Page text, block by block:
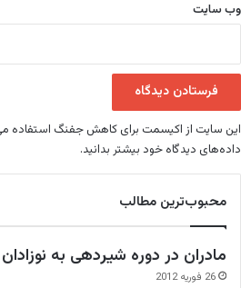
وب‌ سایت
این سایت از اکیسمت برای کاهش جفنگ استفاده
داده‌های دیدگاه خود بیشتر بدانید.
محبوب‌ترین مطالب
مادران در دوره شیردهی به
26 فوریه 2012